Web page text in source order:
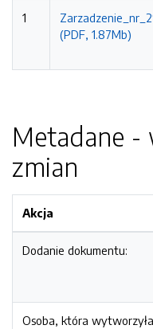
1
(PDF, 1.87Mb)
Metadane -
zmian
Akcja
Dodanie dokumentu:
Osoba, która wytworzyła